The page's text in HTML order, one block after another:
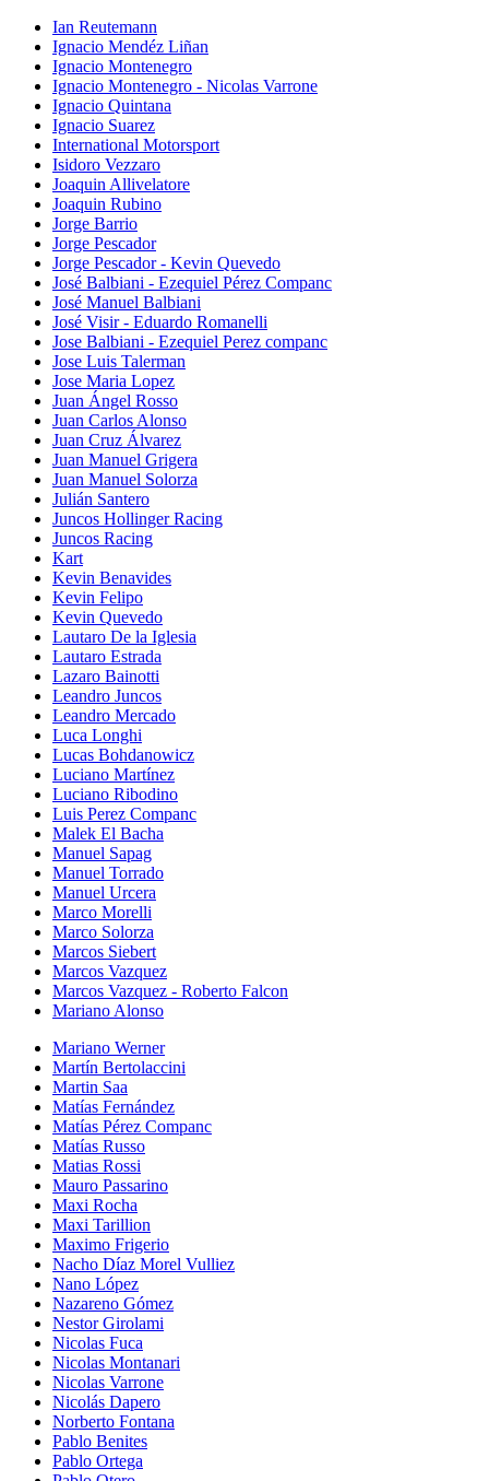
Ian Reutemann
Ignacio Mendéz Liñan
Ignacio Montenegro
Ignacio Montenegro - Nicolas Varrone
Ignacio Quintana
Ignacio Suarez
International Motorsport
Isidoro Vezzaro
Joaquin Allivelatore
Joaquin Rubino
Jorge Barrio
Jorge Pescador
Jorge Pescador - Kevin Quevedo
José Balbiani - Ezequiel Pérez Companc
José Manuel Balbiani
José Visir - Eduardo Romanelli
Jose Balbiani - Ezequiel Perez companc
Jose Luis Talerman
Jose Maria Lopez
Juan Ángel Rosso
Juan Carlos Alonso
Juan Cruz Álvarez
Juan Manuel Grigera
Juan Manuel Solorza
Julián Santero
Juncos Hollinger Racing
Juncos Racing
Kart
Kevin Benavides
Kevin Felipo
Kevin Quevedo
Lautaro De la Iglesia
Lautaro Estrada
Lazaro Bainotti
Leandro Juncos
Leandro Mercado
Luca Longhi
Lucas Bohdanowicz
Luciano Martínez
Luciano Ribodino
Luis Perez Companc
Malek El Bacha
Manuel Sapag
Manuel Torrado
Manuel Urcera
Marco Morelli
Marco Solorza
Marcos Siebert
Marcos Vazquez
Marcos Vazquez - Roberto Falcon
Mariano Alonso
Mariano Werner
Martín Bertolaccini
Martin Saa
Matías Fernández
Matías Pérez Companc
Matías Russo
Matias Rossi
Mauro Passarino
Maxi Rocha
Maxi Tarillion
Maximo Frigerio
Nacho Díaz Morel Vulliez
Nano López
Nazareno Gómez
Nestor Girolami
Nicolas Fuca
Nicolas Montanari
Nicolas Varrone
Nicolás Dapero
Norberto Fontana
Pablo Benites
Pablo Ortega